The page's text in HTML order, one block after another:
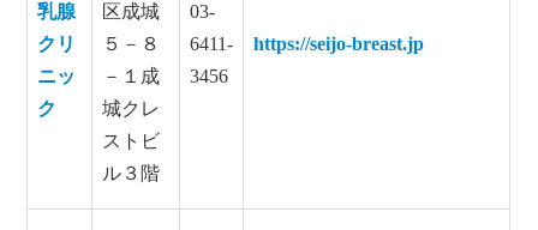
乳腺
クリ
ニッ
ク
区成城
５－８
－１成
城クレ
ストビ
ル３階
03-
6411-
3456
https://seijo-breast.jp